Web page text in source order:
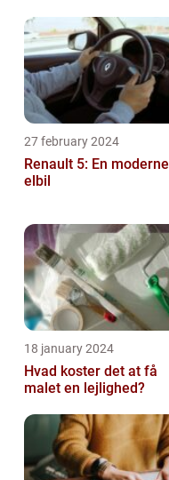
27 february 2024
Renault 5: En moderne
elbil
18 january 2024
Hvad koster det at få
malet en lejlighed?